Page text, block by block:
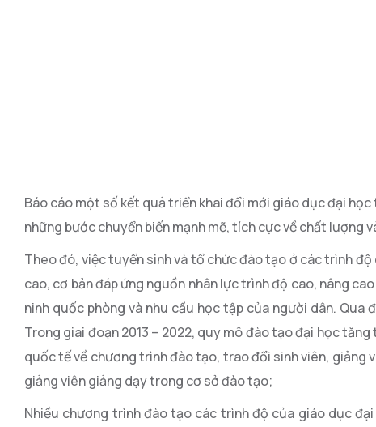
Báo cáo một số kết quả triển khai đổi mới giáo dục đại
những bước chuyển biến mạnh mẽ, tích cực về chất lượng
Theo đó, việc tuyển sinh và tổ chức đào tạo ở các trình
cao, cơ bản đáp ứng nguồn nhân lực trình độ cao, nâng
ninh quốc phòng và nhu cầu học tập của người dân.
Trong giai đoạn 2013 – 2022, quy mô đào tạo đại học
quốc tế về chương trình đào tạo, trao đổi sinh viên, giảng
giảng viên giảng dạy trong cơ sở đào tạo;
Nhiều chương trình đào tạo các trình độ của giáo dục